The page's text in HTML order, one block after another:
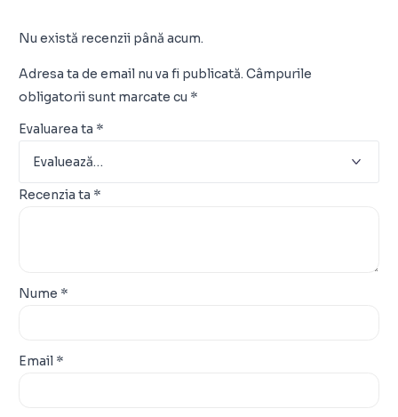
Nu există recenzii până acum.
Adresa ta de email nu va fi publicată. Câmpurile
obligatorii sunt marcate cu *
Evaluarea ta *
Recenzia ta *
Nume *
Email *